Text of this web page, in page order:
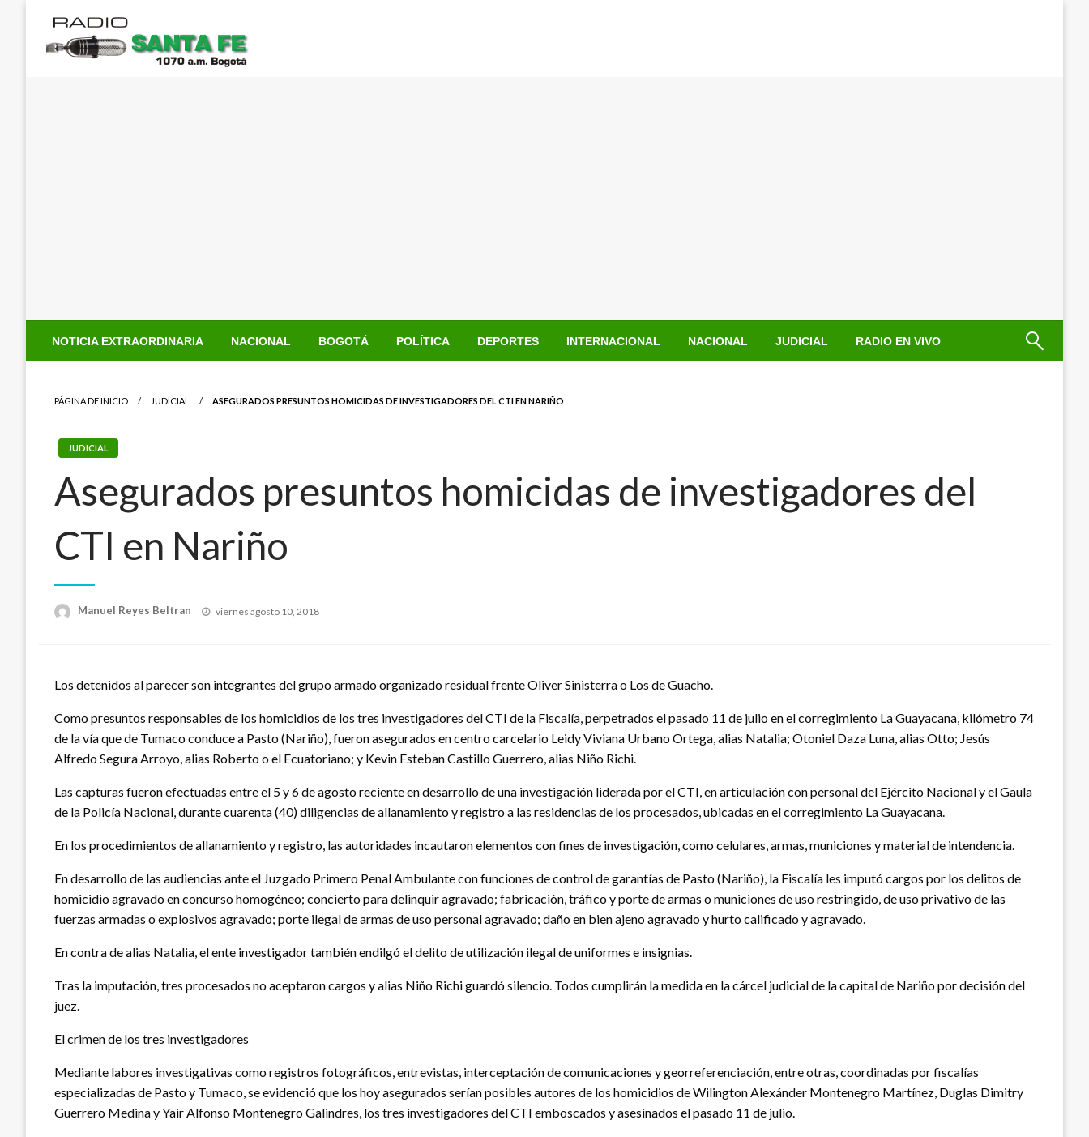
contenido
NOTICIA EXTRAORDINARIA NACIONAL BOGOTÁ POLÍTICA DEPORTES INTERNACIONAL NACIONAL JUDICIAL RADIO EN VIVO
PÁGINA DE INICIO JUDICIAL ASEGURADOS PRESUNTOS HOMICIDAS DE INVESTIGADORES DEL CTI EN NARIÑO
JUDICIAL
Asegurados presuntos homicidas de investigadores del
CTI en Nariño
Manuel Reyes Beltran
Publicado
viernes agosto 10, 2018
Los detenidos al parecer son integrantes del grupo armado organizado residual frente Oliver Sinisterra o Los de Guacho.
Como presuntos responsables de los homicidios de los tres investigadores del CTI de la Fiscalía, perpetrados el pasado 11 de julio en el corregimiento La Guayacana, kilómetro 74
de la vía que de Tumaco conduce a Pasto (Nariño), fueron asegurados en centro carcelario Leidy Viviana Urbano Ortega, alias Natalia; Otoniel Daza Luna, alias Otto; Jesús
Alfredo Segura Arroyo, alias Roberto o el Ecuatoriano; y Kevin Esteban Castillo Guerrero, alias Niño Richi.
Las capturas fueron efectuadas entre el 5 y 6 de agosto reciente en desarrollo de una investigación liderada por el CTI, en articulación con personal del Ejército Nacional y el Gaula
de la Policía Nacional, durante cuarenta (40) diligencias de allanamiento y registro a las residencias de los procesados, ubicadas en el corregimiento La Guayacana.
En los procedimientos de allanamiento y registro, las autoridades incautaron elementos con fines de investigación, como celulares, armas, municiones y material de intendencia.
En desarrollo de las audiencias ante el Juzgado Primero Penal Ambulante con funciones de control de garantías de Pasto (Nariño), la Fiscalía les imputó cargos por los delitos de
homicidio agravado en concurso homogéneo; concierto para delinquir agravado; fabricación, tráfico y porte de armas o municiones de uso restringido, de uso privativo de las
fuerzas armadas o explosivos agravado; porte ilegal de armas de uso personal agravado; daño en bien ajeno agravado y hurto calificado y agravado.
En contra de alias Natalia, el ente investigador también endilgó el delito de utilización ilegal de uniformes e insignias.
Tras la imputación, tres procesados no aceptaron cargos y alias Niño Richi guardó silencio. Todos cumplirán la medida en la cárcel judicial de la capital de Nariño por decisión del
juez.
El crimen de los tres investigadores
Mediante labores investigativas como registros fotográficos, entrevistas, interceptación de comunicaciones y georreferenciación, entre otras, coordinadas por fiscalías
especializadas de Pasto y Tumaco, se evidenció que los hoy asegurados serían posibles autores de los homicidios de Wilington Alexánder Montenegro Martínez, Duglas Dimitry
Guerrero Medina y Yair Alfonso Montenegro Galindres, los tres investigadores del CTI emboscados y asesinados el pasado 11 de julio.